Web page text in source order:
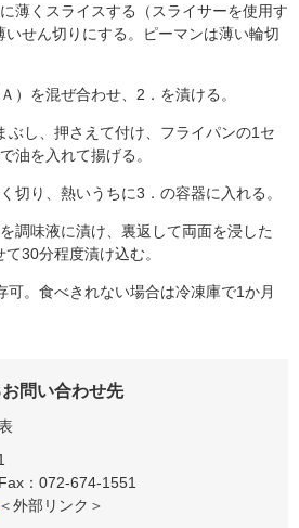
薄くスライスする（スライサーを使用す
せん切りにする。ピーマンは薄い輪切
）を混ぜ合わせ、2．を漬ける。
ぶし、押さえて付け、フライパンの1セ
油を入れて揚げる。
切り、熱いうちに3．の容器に入れる。
調味液に漬け、裏返して両面を浸した
30分程度漬け込む。
。食べきれない場合は冷凍庫で1か月
問い合わせ先
Fax：072-674-1551
＜外部リンク＞